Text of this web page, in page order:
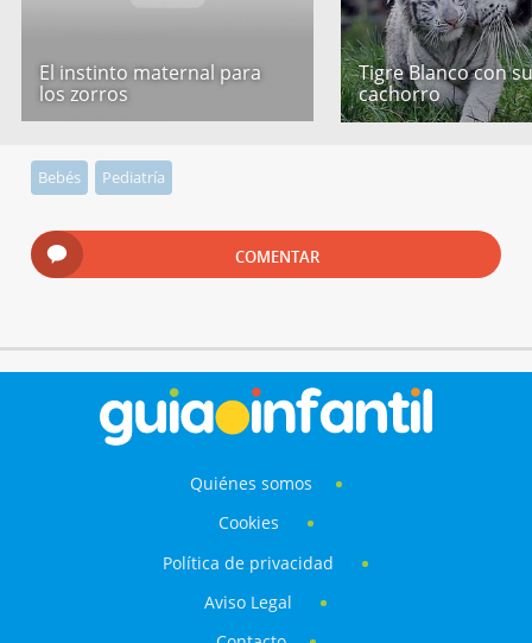
El instinto maternal para
los zorros
Tigre Blanco con
cachorro
Bebés Pediatría
COMENTAR
Quiénes somos
Cookies
Política de privacidad
Aviso Legal